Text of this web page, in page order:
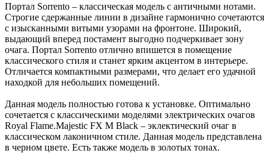
Портал Sorrento – классическая модель с античными нотами.
Строгие сдержанные линии в дизайне гармонично сочетаются
с изысканными витыми узорами на фронтоне. Широкий,
выдающий вперед постамент выгодно подчеркивает зону
очага. Портал Sorrento отлично впишется в помещение
классического стиля и станет ярким акцентом в интерьере.
Отличается компактными размерами, что делает его удачной
находкой для небольших помещений.
Данная модель полностью готова к установке. Оптимально
сочетается с классическими моделями электрических очагов
Royal Flame.Majestic FX M Black – эклектический очаг в
классическом лаконичном стиле. Данная модель представлена
в черном цвете. Есть также модель в золотых тонах.